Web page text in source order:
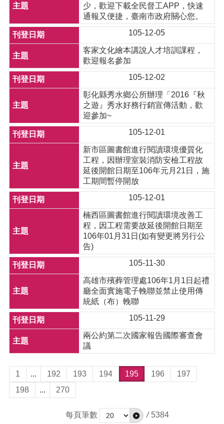
少，歡迎下載全民督工APP，快速
通報又便捷，臺南市政府關心您。
105-12-05
客家文化繪本講說人才培訓課程，
歡迎報名參加
105-12-02
彰化縣秀水鄉公所辦理「2016『秋
之遊』秀水好務行銷宣傳活動，歡
迎參加~
105-12-01
新市區圖書館進行閱讀環境優質化
工程，因辦理室裝消防安檢工程故
延後開館日期至106年元月21日，施
工期間暫停開放
105-12-01
楠西區圖書館進行閱讀環境改善工
程，因工程需要故延後開館日期至
106年01月31日(如有變更將另行公
告)
105-11-30
高雄市殯葬管理處106年1月1日起禮
廳全面實施電子輓聯並禁止使用傳
統紙（布）輓聯
105-11-29
兩公約第二次國家報告國際審查會
議
1 ... 192 193 194 195 196
197
198
... 270
每頁筆數 / 5384